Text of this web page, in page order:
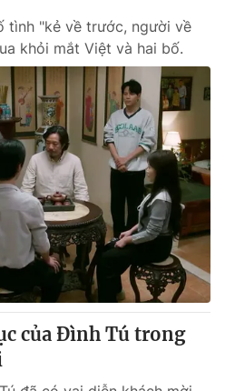
tình "kẻ về trước, người về
khỏi mắt Việt và hai bố.
của Đình Tú trong